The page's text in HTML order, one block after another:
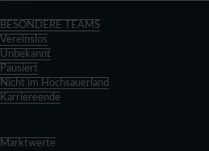
BESONDERE TEAMS
Vereinslos
Unbekannt
Pausiert
Nicht im Hochsauerland
Karriereende
Marktwerte